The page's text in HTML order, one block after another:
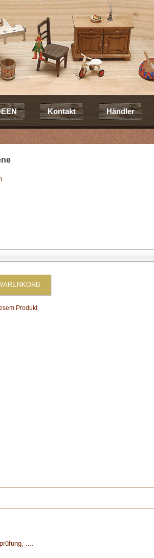
Kontakt Händler
Produkt
....